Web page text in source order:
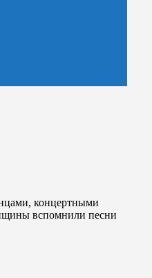
концертными
вспомнили песни